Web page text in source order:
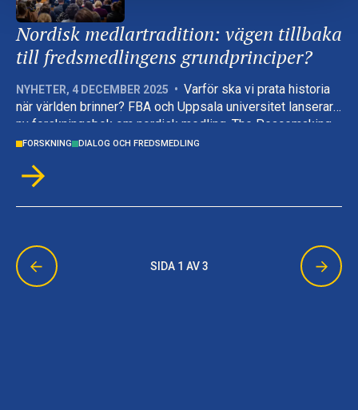
Nordisk medlartradition: vägen tillbaka
till fredsmedlingens grundprinciper?
NYHETER, 4 DECEMBER 2025 • Varför ska vi prata historia
när världen brinner? FBA och Uppsala universitet lanserar
ny forskningsbok om nordisk medling, The Peacemaking
Mandate: Nordic Experiences in International Mediation
Wallensteen är det i historien som det nordiska arvet av
följdes av ett panelsamtal som lyfte erfarenheter och
FORSKNING DIALOG OCH FREDSMEDLING
SIDA 1 AV 3